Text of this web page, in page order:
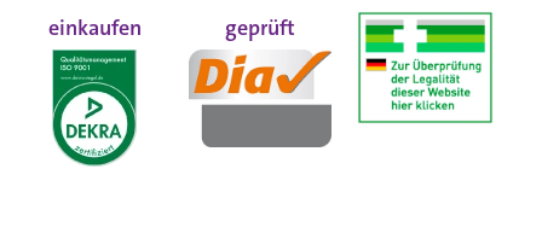
einkaufen
geprüft